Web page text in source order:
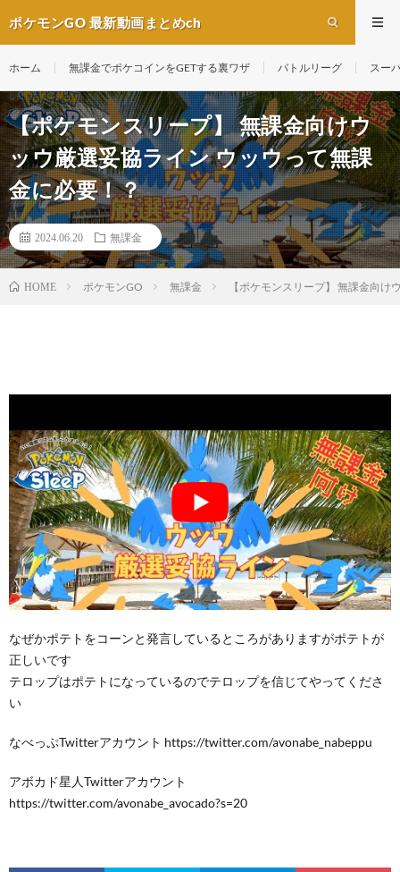
ポケモンGO 最新動画まとめch
ホーム 無課金でポケコインをGETする裏ワザ バトルリーグ スー
【ポケモンスリープ】 無課金向けウ
ッウ厳選妥協ライン ウッウって無課
金に必要！？
2024.06.20 無課金
HOME ポケモンGO 無課金 【ポケモンスリープ】 無課金向
なぜかポテトをコーンと発言しているところがありますがポテトが
正しいです
テロップはポテトになっているのでテロップを信じてやってくださ
い
なべっぷTwitterアカウント https://twitter.com/avonabe_nabeppu
アボカド星人Twitterアカウント
https://twitter.com/avonabe_avocado?s=20